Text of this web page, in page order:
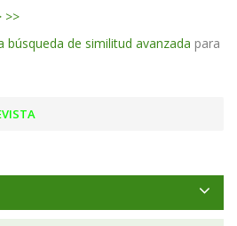
>>
búsqueda de similitud avanzada para